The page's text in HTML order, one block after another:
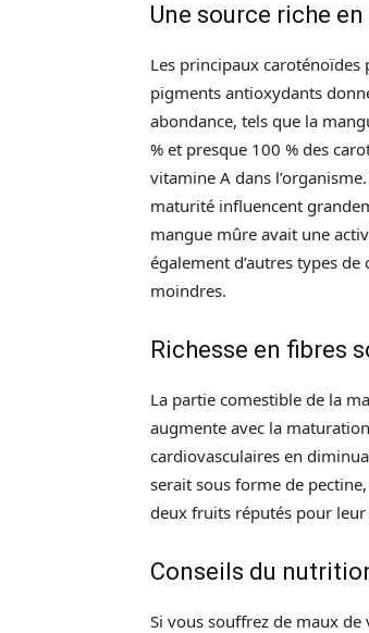
Une source riche
Les principaux caroténoïdes
pigments antioxydants
abondance, tels que la
% et presque 100 % des
vitamine A dans
maturité influencent
mangue mûre avait une
également d’autres types
moindres.
Richesse en fibres
La partie comestible de la
augmente avec la
cardiovasculaires en
serait sous forme de
deux fruits réputés pour
Conseils du
Si vous souffrez de maux de